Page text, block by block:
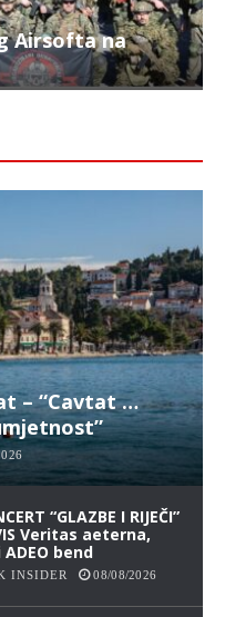
Airsofta na
– “Cavtat …
“GLAZBE I RIJEČI”
Veritas aeterna,
bend
INSIDER 08/08/2026